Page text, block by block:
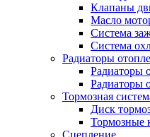
Клапаны
Масло
Система
Система
Радиаторы
Радиаторы
Радиаторы
Тормозная
Диск
Тормозные
Сцепление